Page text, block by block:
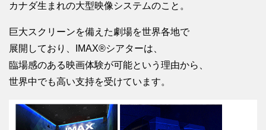
カナダ生まれの大型映像システムのこと。
巨大スクリーンを備えた劇場を世界各地で
展開しており、IMAX®シアターは、
臨場感のある映画体験が可能という理由から、
世界中でも高い支持を受けています。